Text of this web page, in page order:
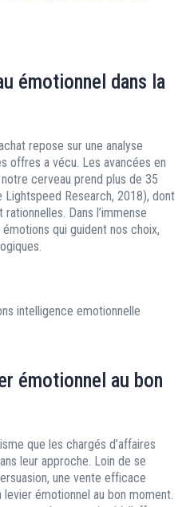
émotionnel dans la
repose sur une analyse
offres a vécu. Les avancées en
cerveau prend plus de 35
Research, 2018), dont
Dans l’immense
qui guident nos choix,
émotionnel au bon
que les chargés d’affaires
leur approche. Loin de se
une vente efficace
émotionnel au bon moment.